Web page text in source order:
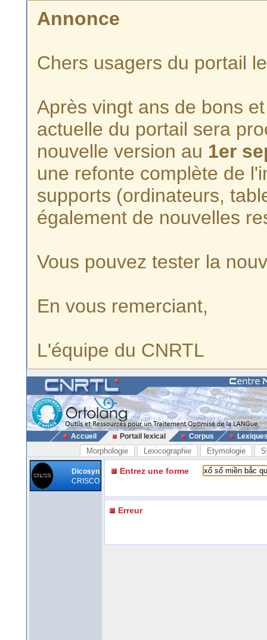
Annonce
Chers usagers du portail
Après vingt ans de bons
actuelle du portail sera
nouvelle version au 1er
une refonte complète de
supports (ordinateurs,
également de nouvelles
Vous pouvez tester la
En vous remerciant,
L'équipe du CNRTL
Accueil Portail lexical Corpus
Morphologie Lexicographie Etymologie
Dicosyn
CRISCO
Entrez une forme
Erreur